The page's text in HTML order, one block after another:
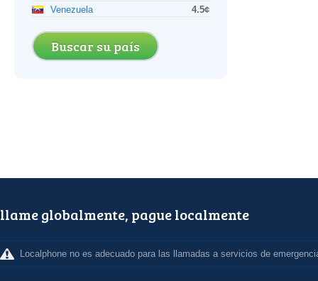
Venezuela
4.5¢
Buscar su país
llame globalmente, pague localmente
Localphone no es adecuado para las llamadas a servicios de